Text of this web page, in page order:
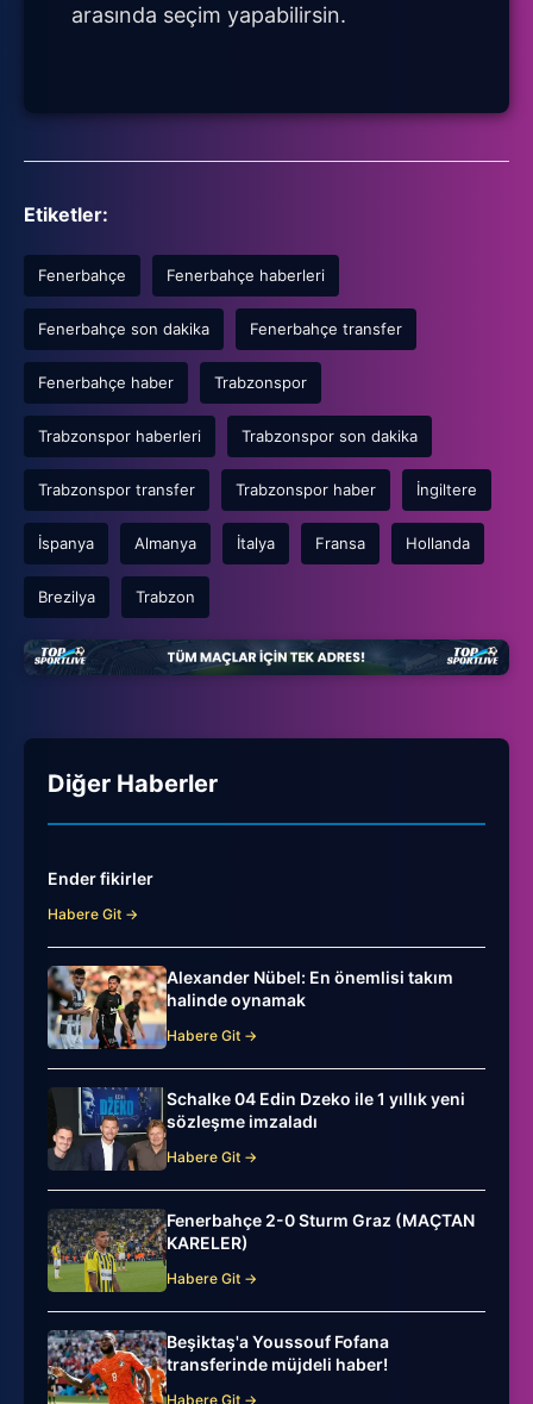
arasında seçim yapabilirsin.
Etiketler:
Fenerbahçe Fenerbahçe haberleri
Fenerbahçe son dakika Fenerbahçe transfer
Fenerbahçe haber Trabzonspor
Trabzonspor haberleri Trabzonspor son dakika
Trabzonspor transfer Trabzonspor haber İngiltere
İspanya Almanya İtalya Fransa Hollanda
Brezilya Trabzon
Diğer Haberler
Ender fikirler
Habere Git →
Alexander Nübel: En önemlisi takım
halinde oynamak
Habere Git →
Schalke 04 Edin Dzeko ile 1 yıllık yeni
sözleşme imzaladı
Habere Git →
Fenerbahçe 2-0 Sturm Graz (MAÇTAN
KARELER)
Habere Git →
Beşiktaş'a Youssouf Fofana
transferinde müjdeli haber!
Habere Git →